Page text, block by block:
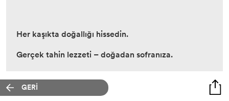
Her kaşıkta doğallığı hissedin.
Gerçek tahin lezzeti – doğadan sofranıza.
GERİ